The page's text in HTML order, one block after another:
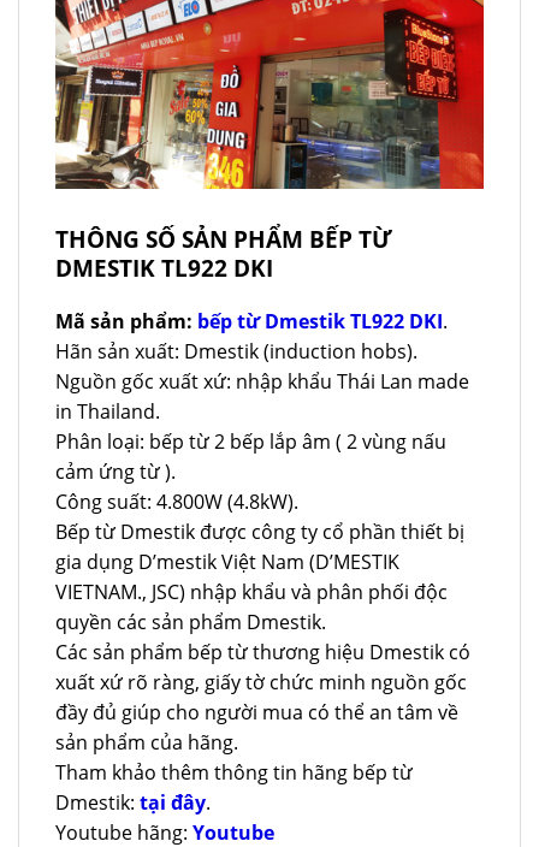
THÔNG SỐ SẢN PHẨM BẾP TỪ
DMESTIK TL922 DKI
Mã sản phẩm: bếp từ Dmestik TL922 DKI.
Hãn sản xuất: Dmestik (induction hobs).
Nguồn gốc xuất xứ: nhập khẩu Thái Lan made
in Thailand.
Phân loại: bếp từ 2 bếp lắp âm ( 2 vùng nấu
cảm ứng từ ).
Công suất: 4.800W (4.8kW).
Bếp từ Dmestik được công ty cổ phần thiết bị
gia dụng D’mestik Việt Nam (D’MESTIK
VIETNAM., JSC) nhập khẩu và phân phối độc
quyền các sản phẩm Dmestik.
Các sản phẩm bếp từ thương hiệu Dmestik có
xuất xứ rõ ràng, giấy tờ chức minh nguồn gốc
đầy đủ giúp cho người mua có thể an tâm về
sản phẩm của hãng.
Tham khảo thêm thông tin hãng bếp từ
Dmestik: tại đây.
Youtube hãng: Youtube